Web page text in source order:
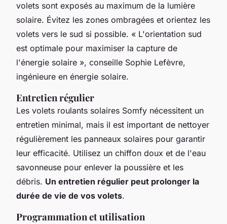
volets sont exposés au maximum de la lumière
solaire. Évitez les zones ombragées et orientez les
volets vers le sud si possible. « L'orientation sud
est optimale pour maximiser la capture de
l'énergie solaire », conseille Sophie Lefèvre,
ingénieure en énergie solaire.
Entretien régulier
Les volets roulants solaires Somfy nécessitent un
entretien minimal, mais il est important de nettoyer
régulièrement les panneaux solaires pour garantir
leur efficacité. Utilisez un chiffon doux et de l'eau
savonneuse pour enlever la poussière et les
débris. Un entretien régulier peut prolonger la
durée de vie de vos volets.
Programmation et utilisation